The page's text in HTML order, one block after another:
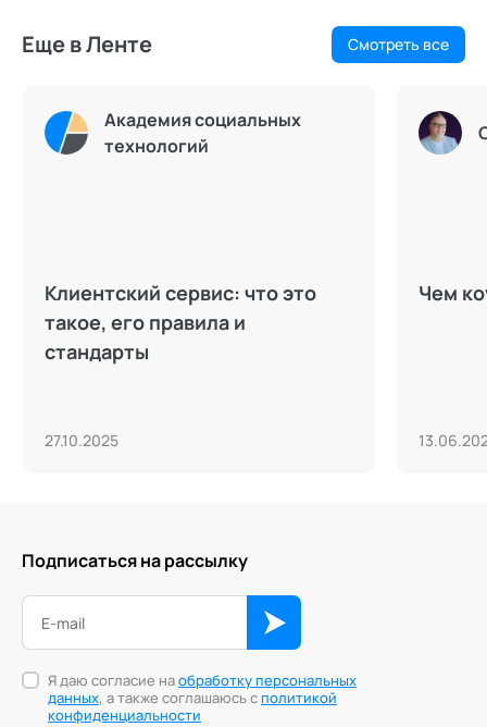
Еще в Ленте Смотреть все
Академия социальных
технологий
Клиентский сервис: что это
такое, его правила и
стандарты
27.10.2025
Чем
Подписаться на рассылку
Я даю согласие наобработку персональных
данных, а также соглашаюсь сполитикой
конфиденциальности